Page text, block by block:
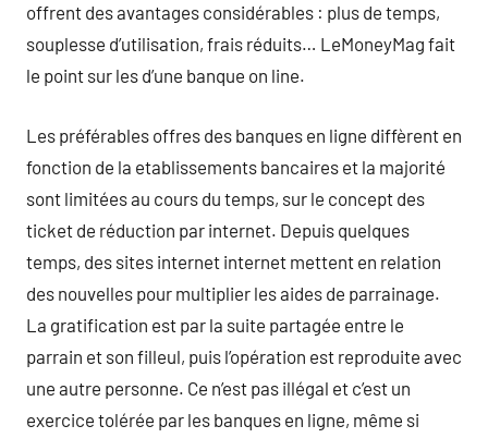
offrent des avantages considérables : plus de temps,
souplesse d’utilisation, frais réduits… LeMoneyMag fait
le point sur les d’une banque on line.
Les préférables offres des banques en ligne diffèrent en
fonction de la etablissements bancaires et la majorité
sont limitées au cours du temps, sur le concept des
ticket de réduction par internet. Depuis quelques
temps, des sites internet internet mettent en relation
des nouvelles pour multiplier les aides de parrainage.
La gratification est par la suite partagée entre le
parrain et son filleul, puis l’opération est reproduite avec
une autre personne. Ce n’est pas illégal et c’est un
exercice tolérée par les banques en ligne, même si